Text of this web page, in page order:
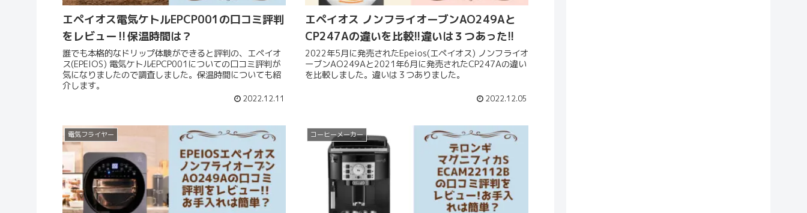
エペイオス電気ケトルEPCP001の口コミ評判
をレビュー‼保温時間は？
誰でも本格的なドリップ体験ができると評判の、エペイオ
ス(EPEIOS) 電気ケトルEPCP001についての口コミ評判が
気になりましたので調査しました。保温時間についても紹
介します。
2022.12.11
エペイオス ノンフライオーブンAO249Aと
CP247Aの違いを比較!!違いは３つあった!!
2022年5月に発売されたEpeios(エペイオス) ノンフライオ
ーブンAO249Aと2021年6月に発売されたCP247Aの違い
を比較しました。違いは３つありました。
2022.12.05
電気フライヤー コーヒーメーカー